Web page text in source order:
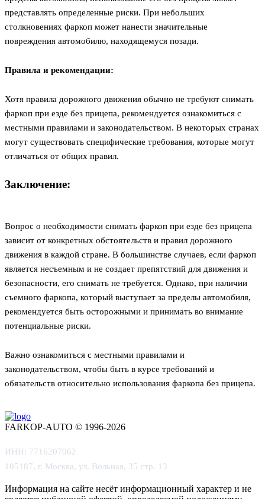
представлять определенные риски. При небольших
столкновениях фаркоп может нанести значительные
повреждения автомобилю, находящемуся позади.
Правила и рекомендации:
Хотя правила дорожного движения обычно не требуют снимать
фаркоп при езде без прицепа, рекомендуется ознакомиться с
местными правилами и законодательством. В некоторых странах
могут существовать специфические требования, которые могут
отличаться от общих правил.
Заключение:
Вопрос о необходимости снимать фаркоп при езде без прицепа
зависит от конкретных обстоятельств и правил дорожного
движения в каждой стране. В большинстве случаев, если фаркоп
является несъемным и не создает препятствий для движения и
безопасности, его снимать не требуется. Однако, при наличии
съемного фаркопа, который выступает за пределы автомобиля,
рекомендуется быть осторожными и принимать во внимание
потенциальные риски.
Важно ознакомиться с местными правилами и
законодательством, чтобы быть в курсе требований и
обязательств относительно использования фаркопа без прицепа.
FARKOP-AUTO © 1996-2026
ИНН: 7716207062
105187, г. Москва, ул. Вольная, 35 стр. 13
Информация на сайте несёт информационный характер и не